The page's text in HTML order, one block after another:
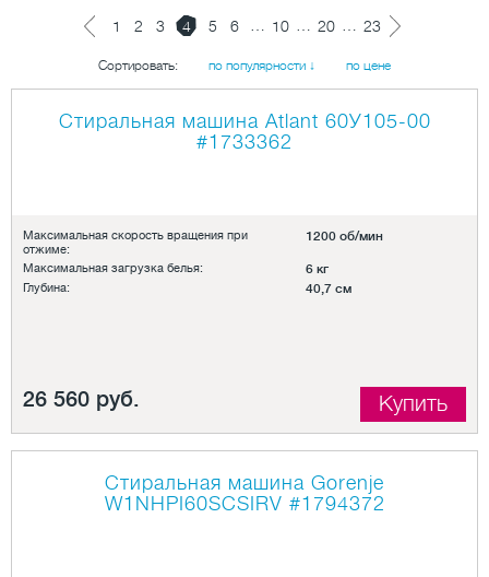
1 2 3 4 5 6 10 20 23
Сортировать: по популярности ↓ по цене
Стиральная машина Atlant 60У105-00
#1733362
Максимальная скорость вращения при
отжиме:
1200 об/мин
Максимальная загрузка белья: 6 кг
Глубина: 40,7 см
26 560 руб. Купить
Стиральная машина Gorenje
W1NHPI60SCSIRV #1794372